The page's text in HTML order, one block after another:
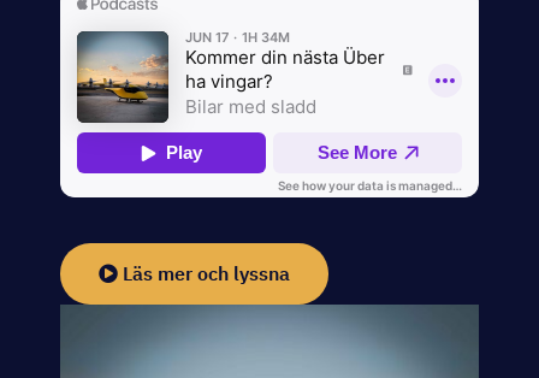
Läs mer och lyssna